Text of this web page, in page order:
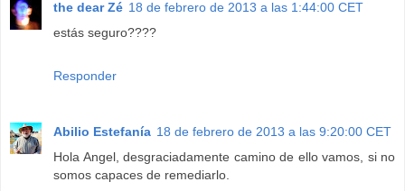
the dear Zé 18 de febrero de 2013 a las 1:44:00 CET
estás seguro????
Responder
Abilio Estefanía 18 de febrero de 2013 a las 9:20:00 CET
Hola Angel, desgraciadamente camino de ello vamos, si no
somos capaces de remediarlo.